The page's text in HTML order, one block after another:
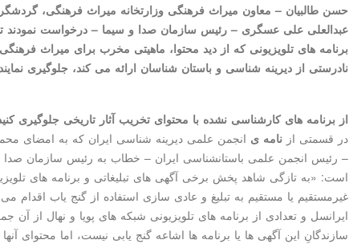
حسن طالبیان – معاون میراث فرهنگی وزارتخانه میراث فرهنگی،
عبدالعلی علی عسگری – رئیس سازمان صدا و سیما – درخواست نمودند
برنامه های تلویزیونی که از دید محتوا، ماهیتی مخرب برای میراث
نادرستی از دیرینه شناسی و باستان شناسان ارائه می کند، جلوگیری
از برنامه های کارشناسی نشده با محتوای تخریب آثار تاریخی جلوگیری
در قسمتی از نامه ی انجمن علمی دیرینه شناسی ایران که به امضای
– رئیس انجمن علمی باستان­شناسی ایران – خطاب به رئیس سازمان صدا
است: «به تازگی شاهد پخش برخی آگهی­ های تبلیغاتی و برنامه­ های
غیرمستقیم یا مستقیم به تبلیغ و عادی­ سازی استفاده از گنج­ یاب اقدام می­
ایرانسل و تعدادی از برنامه­ های تلویزیونی شبکه­ های پویا و نهال از آن
سازندگانِ این آگهی­ ها یا برنامه­ ها اشاعه گنج­ یابی نیست، اما محتوای